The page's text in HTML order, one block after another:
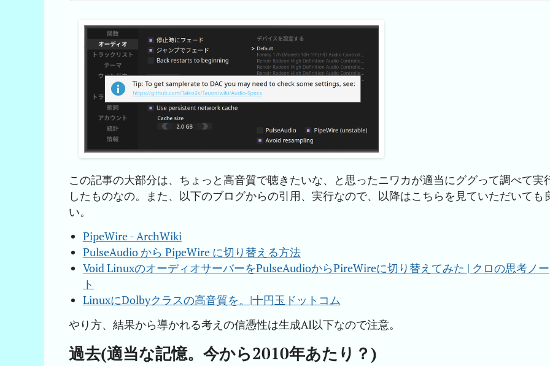
この記事の大部分は、ちょっと高音質で聴きたいな、と思ったニワカが適当にググって調べて実
したものなの。また、以下のブログからの引用、実行なので、以降はこちらを見ていただいても
い。
PipeWire - ArchWiki
PulseAudio から PipeWire に切り替える方法
Void LinuxのオーディオサーバーをPulseAudioからPireWireに切り替えてみた | クロの思考ノー
ト
LinuxにDolbyクラスの高音質を。|十円玉ドットコム
やり方、結果から導かれる考えの信憑性は生成AI以下なので注意。
過去(適当な記憶。今から2010年あたり？)